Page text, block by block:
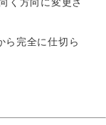
ら完全に仕切ら